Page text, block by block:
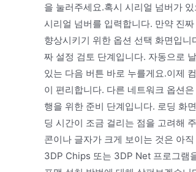
을 눌러주세요.혹시 시리얼 넘버가
시리얼 넘버를 입력합니다. 만약 진
향상시키기 위한 옵션 선택 화면입
짜 설정 검토 단계입니다. 자동으로
있는 다음 버튼 바로 누를게요.이제
이 편리합니다. 다른 네트워크 옵션
행을 위한 준비 단계입니다. 로딩 화
딩 시간이 조금 걸리는 점을 고려해
콘이나 글자가 크게 보이는 것은 아
3DP Chips 또는 3DP Net 프로그램